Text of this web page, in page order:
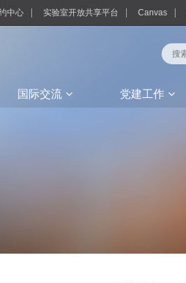
中心 实验室开放共享平台 Canvas
国际交流 党建工作